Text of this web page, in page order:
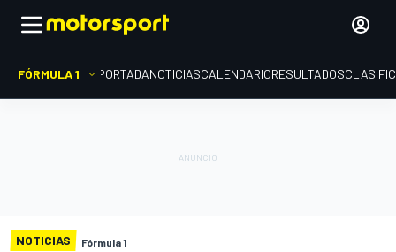
FÓRMULA 1 PORTADANOTICIASCALENDARIORESULTADOS
NOTICIAS Fórmula 1